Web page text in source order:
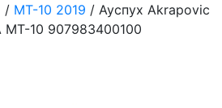
/ MT-10 2019 / Ауспух Akrapovic
MT-10 907983400100